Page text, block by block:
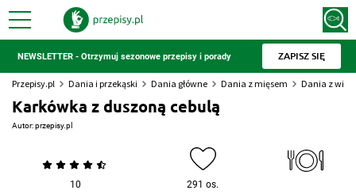
NEWSLETTER - Otrzymuj sezonowe przepisy i porady ZAPISZ SIĘ
Przepisy.pl Dania i przekąski Dania główne Dania z mięsem Dania z
Karkówka z duszoną cebulą
Autor:przepisy.pl
10 291 os.